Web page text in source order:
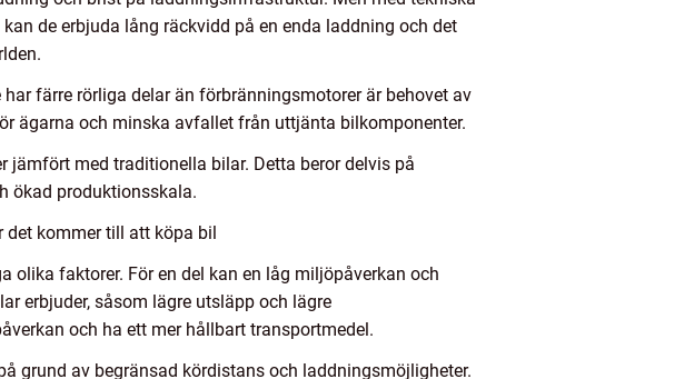
de erbjuda lång räckvidd på en enda laddning och det
färre rörliga delar än förbränningsmotorer är behovet av
ägarna och minska avfallet från uttjänta bilkomponenter.
med traditionella bilar. Detta beror delvis på
ökad produktionsskala.
kommer till att köpa bil
olika faktorer. För en del kan en låg miljöpåverkan och
erbjuder, såsom lägre utsläpp och lägre
och ha ett mer hållbart transportmedel.
grund av begränsad kördistans och laddningsmöjligheter.